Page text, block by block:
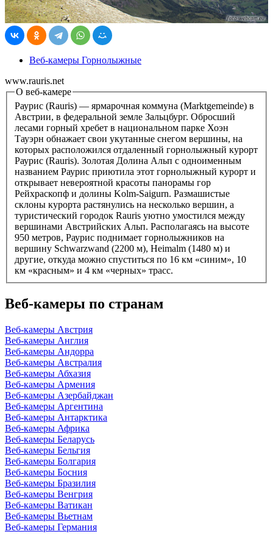
Веб-камеры Горнолыжные
www.rauris.net
О веб-камере
Раурис (Rauris) — ярмарочная коммуна (Marktgemeinde) в
Австрии, в федеральной земле Зальцбург. Обросший
лесами горный хребет в национальном парке Хоэн
Тауэрн обнажает свои укутанные снегом вершины, на
которых расположился отдаленный горнолыжный курорт
Раурис (Rauris). Золотая Долина Альп с одноименным
названием Раурис приютила этот горнолыжный курорт и
открывает невероятной красоты панорамы гор
Рейхраскопф и долины Kolm-Saigurn. Размашистые
склоны курорта растянулись на несколько вершин, а
туристический городок Rauris уютно умостился между
вершинами Австрийских Альп. Располагаясь на высоте
950 метров, Раурис поднимает горнолыжников на
вершину Schwarzwand (2200 м), Heimalm (1480 м) и
другие, откуда можно спуститься по 16 км «синим», 10
км «красным» и 4 км «черных» трасс.
Веб-камеры по странам
Веб-камеры Австрия
Веб-камеры Англия
Веб-камеры Андорра
Веб-камеры Австралия
Веб-камеры Абхазия
Веб-камеры Армения
Веб-камеры Азербайджан
Веб-камеры Аргентина
Веб-камеры Антарктика
Веб-камеры Африка
Веб-камеры Беларусь
Веб-камеры Бельгия
Веб-камеры Болгария
Веб-камеры Босния
Веб-камеры Бразилия
Веб-камеры Венгрия
Веб-камеры Ватикан
Веб-камеры Вьетнам
Веб-камеры Германия